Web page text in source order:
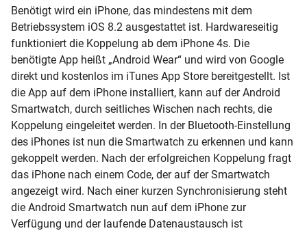
Benötigt wird ein iPhone, das mindestens mit dem
Betriebssystem iOS 8.2 ausgestattet ist. Hardwareseitig
funktioniert die Koppelung ab dem iPhone 4s. Die
benötigte App heißt „Android Wear“ und wird von Google
direkt und kostenlos im iTunes App Store bereitgestellt. Ist
die App auf dem iPhone installiert, kann auf der Android
Smartwatch, durch seitliches Wischen nach rechts, die
Koppelung eingeleitet werden. In der Bluetooth-Einstellung
des iPhones ist nun die Smartwatch zu erkennen und kann
gekoppelt werden. Nach der erfolgreichen Koppelung fragt
das iPhone nach einem Code, der auf der Smartwatch
angezeigt wird. Nach einer kurzen Synchronisierung steht
die Android Smartwatch nun auf dem iPhone zur
Verfügung und der laufende Datenaustausch ist